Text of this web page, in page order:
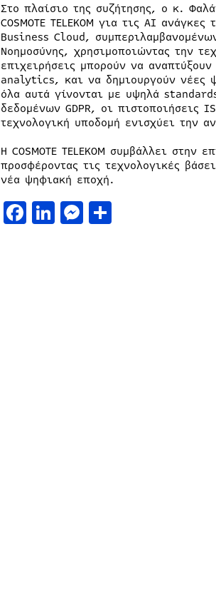
Στο πλαίσιο της συζήτησης, ο κ.
COSMOTE TELEKOM για τις ΑΙ
Business Cloud,
Νοημοσύνης, χρησιμοποιώντας την
επιχειρήσεις μπορούν να
analytics, και να δημιουργούν νέες
όλα αυτά γίνονται με υψηλά
δεδομένων GDPR, οι πιστοποιήσεις
τεχνολογική υποδομή ενισχύει την
Η COSMOTE TELEKOM συμβάλλει
προσφέροντας τις τεχνολογικές
νέα ψηφιακή εποχή.
Facebook
LinkedIn
Messenger